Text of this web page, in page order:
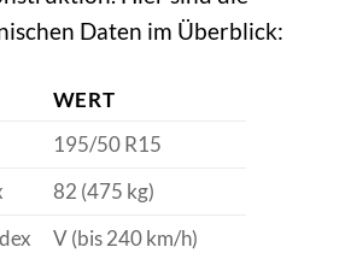
Daten im Überblick:
WERT
195/50 R15
82 (475 kg)
V (bis 240 km/h)